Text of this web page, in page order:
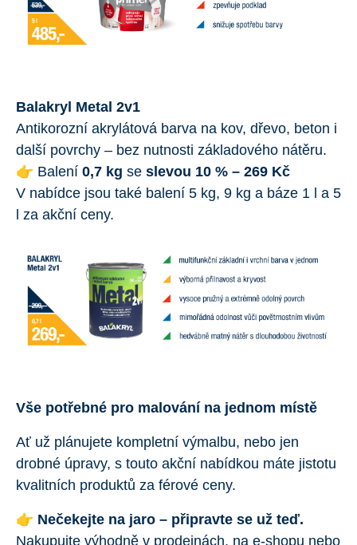
Balakryl Metal 2v1
Antikorozní akrylátová barva na kov, dřevo, beton i
další povrchy – bez nutnosti základového nátěru.
👉 Balení 0,7 kg se slevou 10 % – 269 Kč
V nabídce jsou také balení 5 kg, 9 kg a báze 1 l a 5
l za akční ceny.
Vše potřebné pro malování na jednom místě
Ať už plánujete kompletní výmalbu, nebo jen
drobné úpravy, s touto akční nabídkou máte jistotu
kvalitních produktů za férové ceny.
👉 Nečekejte na jaro – připravte se už teď.
Nakupujte výhodně v prodejnách, na e-shopu nebo